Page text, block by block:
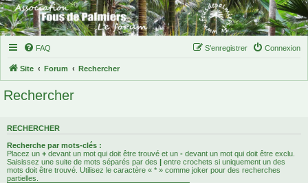
FAQ Connexion
S’enregistrer
Site Forum Rechercher
Rechercher
RECHERCHER
Recherche par mots-clés :
Placez un + devant un mot qui doit être trouvé et un - devant un mot qui doit être exclu.
Saisissez une suite de mots séparés par des | entre crochets si uniquement un des
mots doit être trouvé. Utilisez le caractère « * » comme joker pour des recherches
partielles.